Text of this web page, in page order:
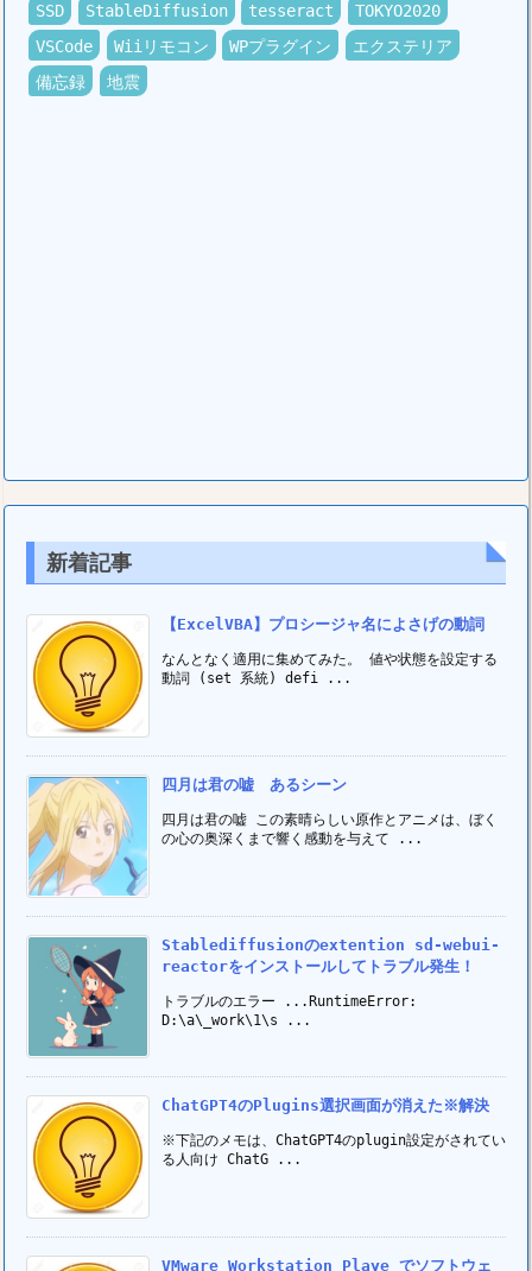
SSD
StableDiffusion tesseract
TOKYO2020
VSCode
Wiiリモコン WPプラグイン
エクステリア
備忘録
地震
新着記事
【ExcelVBA】プロシージャ名によさげの動詞
なんとなく適用に集めてみた。 値や状態を設定する
動詞 (set 系統) defi ...
四月は君の嘘 あるシーン
四月は君の嘘 この素晴らしい原作とアニメは、ぼく
の心の奥深くまで響く感動を与えて ...
Stablediffusionのextention sd-webui-
reactorをインストールしてトラブル発生！
トラブルのエラー ...RuntimeError:
D:\a\_work\1\s ...
ChatGPT4のPlugins選択画面が消えた※解決
※下記のメモは、ChatGPT4のplugin設定がされてい
る人向け ChatG ...
VMware Workstation Playe でソフトウェ